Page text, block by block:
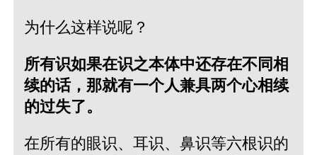
为什么这样说呢？
所有识如果在识之本体中还存在不同相
续的话，那就有一个人兼具两个心相续
的过失了。
在所有的眼识、耳识、鼻识等六根识的